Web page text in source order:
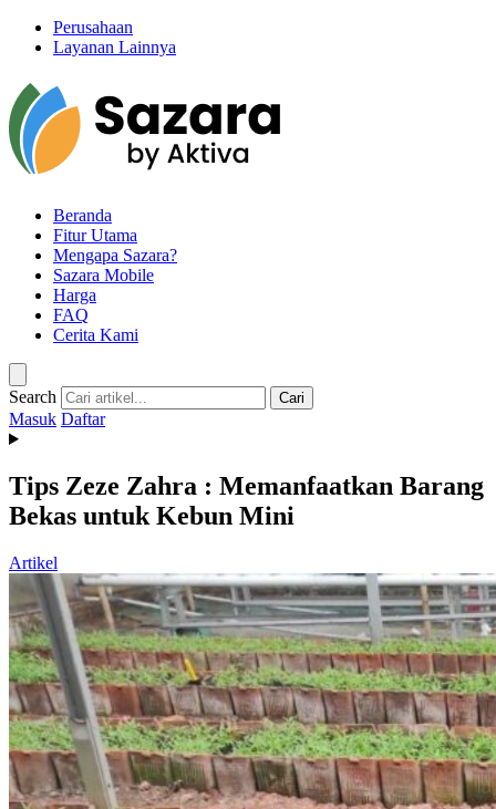
Perusahaan
Layanan Lainnya
Beranda
Fitur Utama
Mengapa Sazara?
Sazara Mobile
Harga
FAQ
Cerita Kami
Search Cari
Masuk Daftar
Tips Zeze Zahra : Memanfaatkan Barang
Bekas untuk Kebun Mini
Artikel